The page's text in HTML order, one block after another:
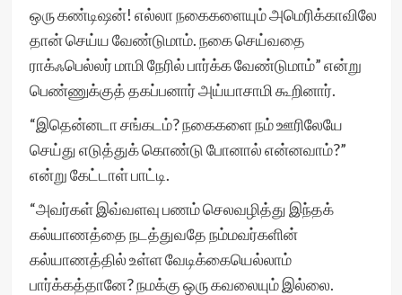
ஒரு கண்டிஷன்! எல்லா நகைகளையும் அமெரிக்காவிலே
தான் செய்ய வேண்டுமாம். நகை செய்வதை
ராக்ஃபெல்லர் மாமி நேரில் பார்க்க வேண்டுமாம்” என்று
பெண்ணுக்குத் தகப்பனார் அய்யாசாமி கூறினார்.
“இதென்னடா சங்கடம்? நகைகளை நம் ஊரிலேயே
செய்து எடுத்துக் கொண்டு போனால் என்னவாம்?”
என்று கேட்டாள் பாட்டி.
“அவர்கள் இவ்வளவு பணம் செலவழித்து இந்தக்
கல்யாணத்தை நடத்துவதே நம்மவர்களின்
கல்யாணத்தில் உள்ள வேடிக்கையெல்லாம்
பார்க்கத்தானே? நமக்கு ஒரு கவலையும் இல்லை.